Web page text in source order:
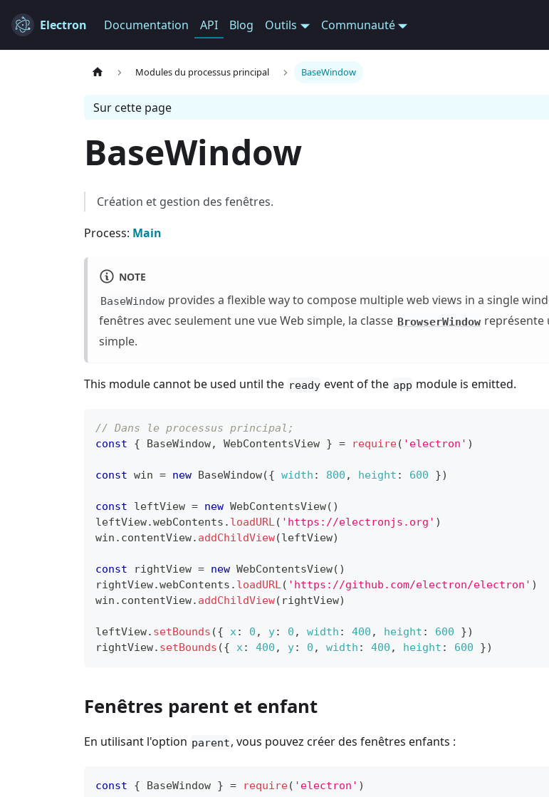
Electron Documentation API Blog Outils Communauté
Modules du processus principal BaseWindow
Sur cette page
BaseWindow
Création et gestion des fenêtres.
Process: Main
NOTE
BaseWindow provides a flexible way to compose multiple web views in a single
fenêtres avec seulement une vue Web simple, la classe BrowserWindow représente
simple.
This module cannot be used until the ready event of the app module is emitted.
// Dans le processus principal;
const
{ BaseWindow, WebContentsView } = require( 'electron' )
const win = new BaseWindow({ width : 800 , height : 600 })
const leftView = new WebContentsView( )
leftView.webContents . loadURL( 'https://electronjs.org' )
win . contentView. addChildView(leftView)
const rightView = new WebContentsView( )
rightView.webContents . loadURL( 'https://github.com/electron/electron' )
win . contentView. addChildView( rightView)
leftView. setBounds ({ x: 0 , y: 0 , width : 400 , height : 600 })
rightView. setBounds ({ x: 400 , y: 0 , width : 400 , height : 600 })
Fenêtres parent et enfant
En utilisant l'option parent, vous pouvez créer des fenêtres enfants :
const { BaseWindow } = require( 'electron' )